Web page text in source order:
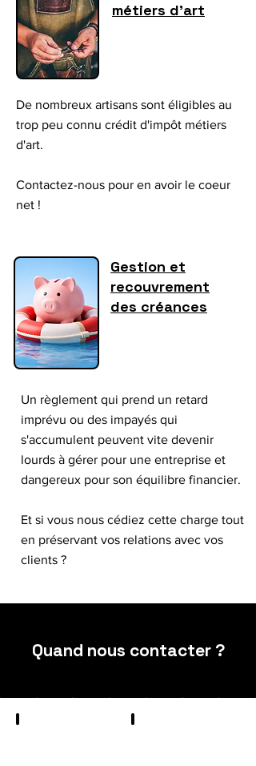
métiers d'art
De nombreux artisans sont éligibles au
trop peu connu crédit d'impôt métiers
d'art.
Contactez-nous pour en avoir le coeur
net !
Gestion et
recouvrement
des créances
Un règlement qui prend un retard
imprévu ou des impayés qui
s'accumulent peuvent vite devenir
lourds à gérer pour une entreprise et
dangereux pour son équilibre financier.
Et si vous nous cédiez cette charge tout
en préservant vos relations avec vos
clients ?
Quand nous contacter ?